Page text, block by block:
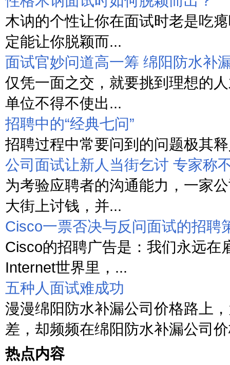
木讷的个性让你在面试时老是吃
定能让你脱颖而...
面试官妙问道高一筹 绵阳防水补
仅凭一面之交，就要挑到理想的
单位不得不使出...
招聘中的“经典七问”
招聘过程中常要问到的问题极其
公司面试让新人当街乞讨 专家称
为考验应聘者的沟通能力，一家
大街上讨钱，并...
Cisco一票否决与反问面试的招聘
Cisco的招聘广告是：我们永远在
Internet世界里，...
五种人面试难成功
漫漫绵阳防水补漏公司价格路上
差，却频频在绵阳防水补漏公司
热点内容